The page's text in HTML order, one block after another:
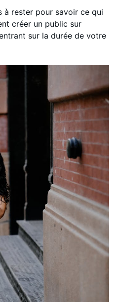
à rester pour savoir ce qui
créer un public sur
sur la durée de votre